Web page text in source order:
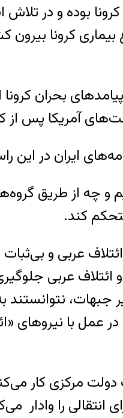
بوده و در
کرونا
بحران کرونا
آمریکا پس از
ایران در این
و چه از طریق
کند.
عربی و
عربی
جبهات،
عمل با نیروهای
مرکزی کار
را وادار